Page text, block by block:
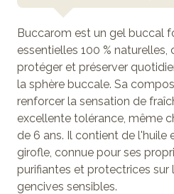
Buccarom est un gel buccal
essentielles 100 % naturelles,
protéger et préserver
la sphère buccale. Sa
renforcer la sensation de
excellente tolérance, même
de 6 ans. Il contient de l'huile
girofle, connue pour ses
purifiantes et protectrices sur
gencives sensibles.